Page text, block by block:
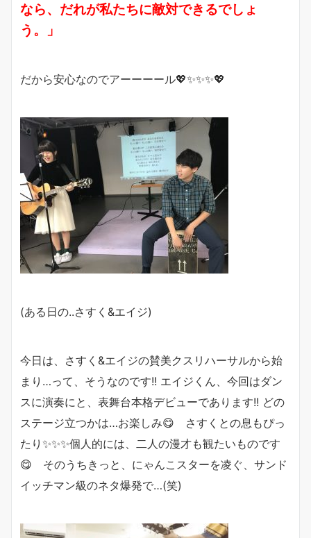
なら、だれが私たちに敵対できるでしょ
う。」
だから安心なのでアーーーール💖✨✨✨💖
(ある日の..さすく&エイジ)
今日は、さすく&エイジの賛美クスリハーサルから始
まり…って、そうなのです!! エイジくん、今回はダン
スに演奏にと、表舞台本格デビューであります!! どの
ステージ立つかは…お楽しみ😋 さすくとの息もぴっ
たり✨✨✨個人的には、二人の漫才も観たいものです
😋 そのうちきっと、にゃんこスターを凌ぐ、サンド
イッチマン級のネタ爆発で…(笑)